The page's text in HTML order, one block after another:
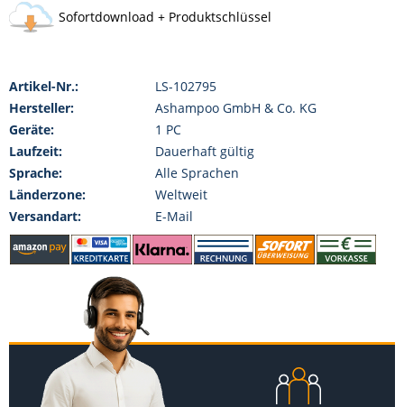
Sofortdownload + Produktschlüssel
Artikel-Nr.:
LS-102795
Hersteller:
Ashampoo GmbH & Co. KG
Geräte:
1 PC
Laufzeit:
Dauerhaft gültig
Sprache:
Alle Sprachen
Länderzone:
Weltweit
Versandart:
E-Mail